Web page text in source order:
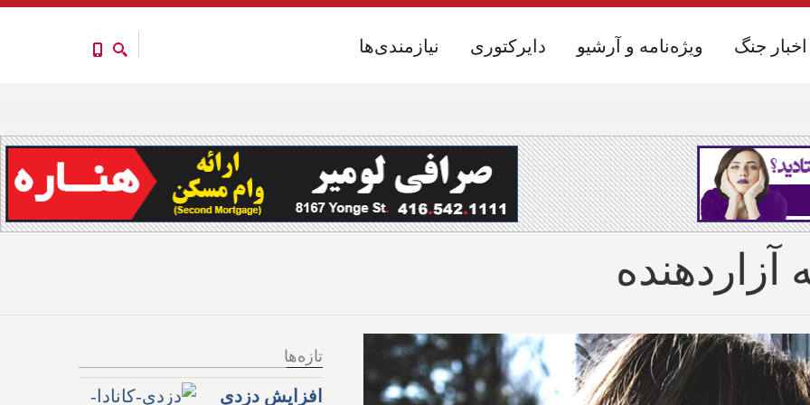
نیازمندی‌ها دایرکتوری ویژه‌نامه و آرشیو اخبار جنگ نیازمندی‌ها دایرکتوری ویژه‌نامه و آرشیو اخبار جنگ
تازه‌ها
افزایش دزدی